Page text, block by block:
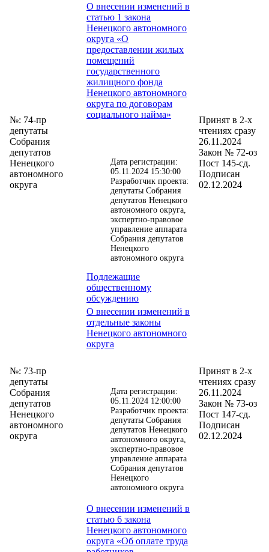
№: 74-пр
депутаты
Собрания
депутатов
Ненецкого
автономного
округа
О внесении изменений в
статью 1 закона
Ненецкого автономного
округа «О
предоставлении жилых
помещений
государственного
жилищного фонда
Ненецкого автономного
округа по договорам
социального найма»
Дата регистрации:
05.11.2024 15:30:00
Разработчик проекта:
депутаты Собрания
депутатов Ненецкого
автономного округа,
экспертно-правовое
управление аппарата
Собрания депутатов
Ненецкого
автономного округа
Подлежащие
общественному
обсуждению
Принят в 2-х
чтениях сразу
26.11.2024
Закон № 72-оз
Пост 145-сд.
Подписан
02.12.2024
№: 73-пр
депутаты
Собрания
депутатов
Ненецкого
автономного
округа
О внесении изменений в
отдельные законы
Ненецкого автономного
округа
Дата регистрации:
05.11.2024 12:00:00
Разработчик проекта:
депутаты Собрания
депутатов Ненецкого
автономного округа,
экспертно-правовое
управление аппарата
Собрания депутатов
Ненецкого
автономного округа
Принят в 2-х
чтениях сразу
26.11.2024
Закон № 73-оз
Пост 147-сд.
Подписан
02.12.2024
О внесении изменений в
статью 6 закона
Ненецкого автономного
округа «Об оплате труда